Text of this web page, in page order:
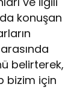
konuşan
belirterek,
bizim için